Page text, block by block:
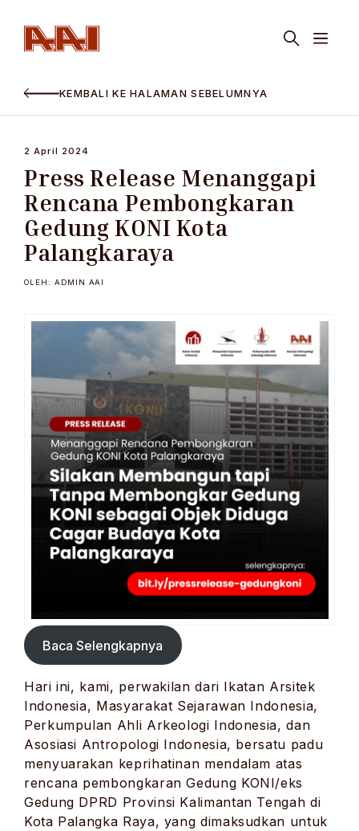
KEMBALI KE HALAMAN SEBELUMNYA
2 April 2024
Press Release Menanggapi
Rencana Pembongkaran
Gedung KONI Kota
Palangkaraya
OLEH: ADMIN AAI
Baca Selengkapnya
Hari ini, kami, perwakilan dari Ikatan Arsitek
Indonesia, Masyarakat Sejarawan Indonesia,
Perkumpulan Ahli Arkeologi Indonesia, dan
Asosiasi Antropologi Indonesia, bersatu padu
menyuarakan keprihatinan mendalam atas
rencana pembongkaran Gedung KONI/eks
Gedung DPRD Provinsi Kalimantan Tengah di
Kota Palangka Raya, yang dimaksudkan untuk